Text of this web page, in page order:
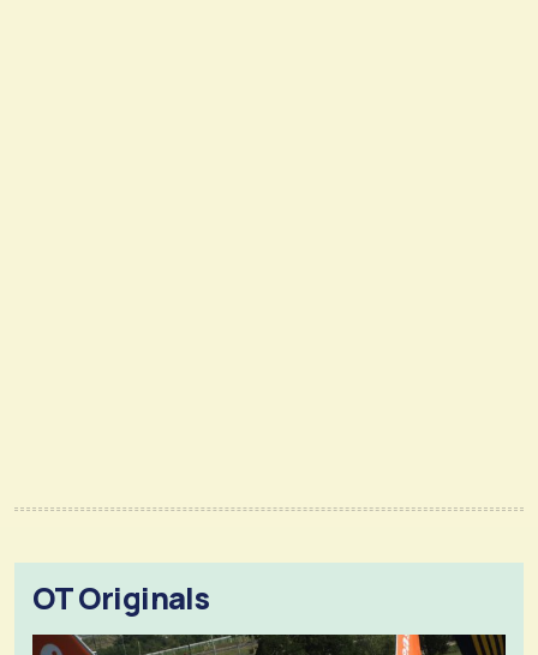
OT Originals